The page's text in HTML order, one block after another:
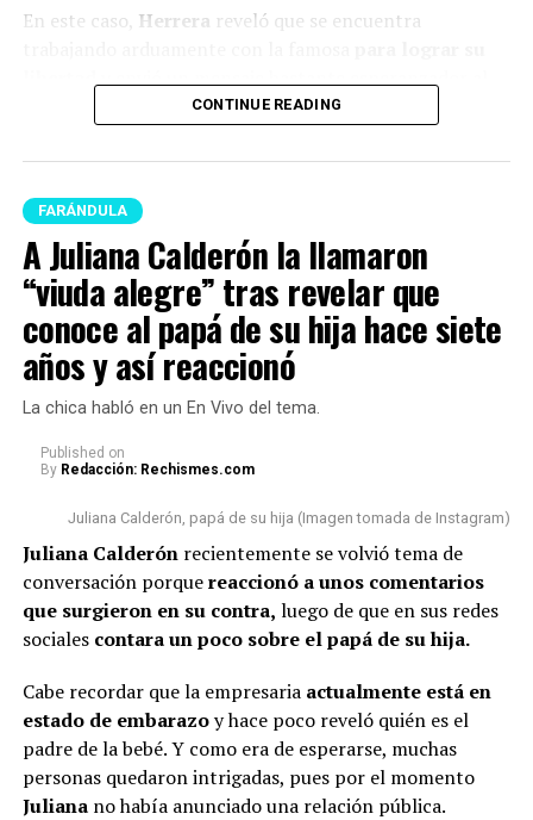
confesó.
reiteró que su mayor compromiso
en la actualidades ser un buen papá y mantener una
buena relación con su expareja por el bienestar de
“Ese es el único compromiso
que yo tengo con la vida, ser
buen papá (…) Muchas vainas
que las sacan de contexto,
estamos llevando una relación
cordial y respetuosa (…)
Estamos cumpliendo con lo que
nos toca”, concluyó.
@rutelgamy #seguidores #viraltiktok
#soyjuandacaribe
#soyjuandacaribeshow
♬ sonido original –
En este caso, Herrera reveló que se encuentra
“Una cartagenera te libertará,
Epa Colombia”, expresó.
Sin duda alguna, este anuncio causó emoción entre los
seguidores deEpa. Sin embargo, cabe señalar que hubo
otro hecho que también se volvió muy comentado
respecto a la apariencia de la empresaria.
Lee también: A Juliana Calderón la llamaron “viuda
alegre” tras revelar que conoce al papá de su hija
hace siete años y así reaccionó
En esta ocasión, algunas personas no pasaron por alto
que la bogotana ha tenido algunos cambios físicos
Por un lado, señalaron que se le vio con una tonalidad
de cabello diferente y además, algunos usuarios
comentaron que la empresaria se habría realizado
De hecho, varios la notaron diferente y cuestionaron al
respecto.
“¿Qué le pasó en la cara?”, “Se ve súper inyectada,
CONTINUE READING
FARÁNDULA
A Juliana Calderón la llamaron
“viuda alegre” tras revelar que
conoce al papá de su hija hace siete
años y así reaccionó
La chica habló en un En Vivo del tema.
Published on
By Redacción: Rechismes.com
Juliana Calderón, papá de su hija (Imagen tomada de Instagram)
Juliana Calderónrecientemente se volvió tema de
conversación porquereaccionó a unos comentarios
que surgieron en su contra, luego de que en sus redes
sociales contara un poco sobre el papá de su hija.
Cabe recordar que la empresariaactualmente está en
estado de embarazoy hace poco reveló quién es el
padre de la bebé. Y como era de esperarse, muchas
personas quedaron intrigadas, pues por el momento
Julianano había anunciado una relación pública.